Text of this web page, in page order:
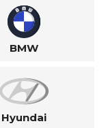
BMW
Hyundai